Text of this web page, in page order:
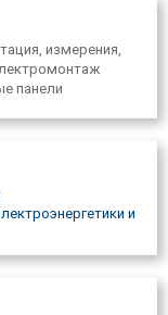
измерения,
панели
и